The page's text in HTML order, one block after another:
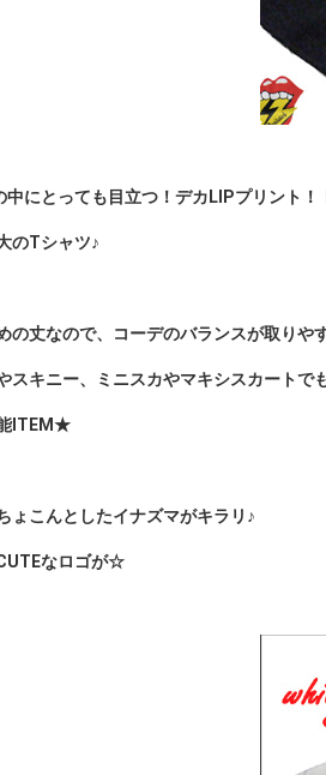
中にとっても目立つ！デカLIPプリント！
のTシャツ♪
の丈なので、コーデのバランスが取りや
スキニー、ミニスカやマキシスカートで
ITEM★
ょこんとしたイナズマがキラリ♪
なロゴが☆